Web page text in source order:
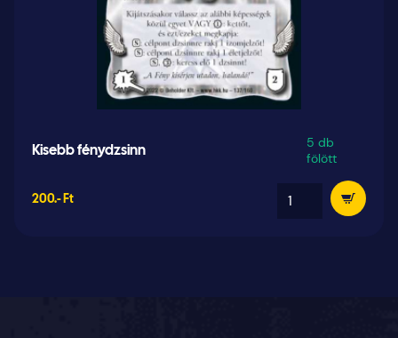
Kisebb fénydzsinn
5 db
fölött
200.- Ft